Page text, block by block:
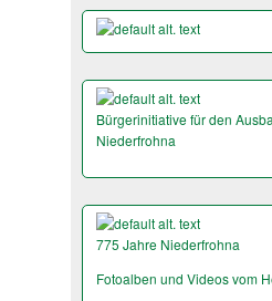
Bürgerinitiative für den
Niederfrohna
775 Jahre Niederfrohna
Fotoalben und Videos vom